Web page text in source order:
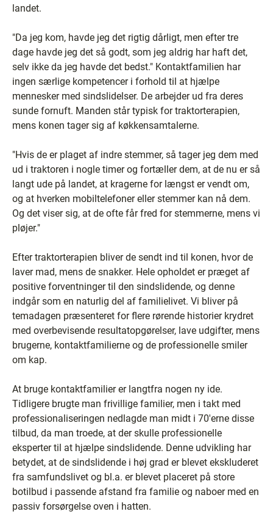
landet.
"Da jeg kom, havde jeg det rigtig dårligt, men efter tre
dage havde jeg det så godt, som jeg aldrig har haft det,
selv ikke da jeg havde det bedst." Kontaktfamilien har
ingen særlige kompetencer i forhold til at hjælpe
mennesker med sindslidelser. De arbejder ud fra deres
sunde fornuft. Manden står typisk for traktorterapien,
mens konen tager sig af køkkensamtalerne.
"Hvis de er plaget af indre stemmer, så tager jeg dem med
ud i traktoren i nogle timer og fortæller dem, at de nu er så
langt ude på landet, at kragerne for længst er vendt om,
og at hverken mobiltelefoner eller stemmer kan nå dem.
Og det viser sig, at de ofte får fred for stemmerne, mens vi
pløjer."
Efter traktorterapien bliver de sendt ind til konen, hvor de
laver mad, mens de snakker. Hele opholdet er præget af
positive forventninger til den sindslidende, og denne
indgår som en naturlig del af familielivet. Vi bliver på
temadagen præsenteret for flere rørende historier krydret
med overbevisende resultatopgørelser, lave udgifter, mens
brugerne, kontaktfamilierne og de professionelle smiler
om kap.
At bruge kontaktfamilier er langtfra nogen ny ide.
Tidligere brugte man frivillige familier, men i takt med
professionaliseringen nedlagde man midt i 70'erne disse
tilbud, da man troede, at der skulle professionelle
eksperter til at hjælpe sindslidende. Denne udvikling har
betydet, at de sindslidende i høj grad er blevet ekskluderet
fra samfundslivet og bl.a. er blevet placeret på store
botilbud i passende afstand fra familie og naboer med en
passiv forsørgelse oven i hatten.